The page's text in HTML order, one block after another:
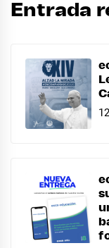
Entrada